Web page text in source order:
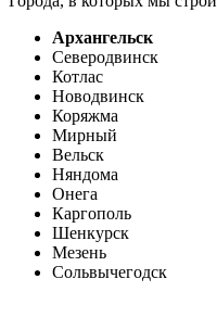
Архангельск
Северодвинск
Котлас
Новодвинск
Коряжма
Мирный
Вельск
Няндома
Онега
Каргополь
Шенкурск
Мезень
Сольвычегодск